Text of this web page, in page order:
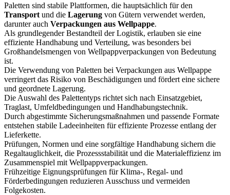
Paletten sind stabile Plattformen, die hauptsächlich für den
Transport und die Lagerung von Gütern verwendet werden,
darunter auch Verpackungen aus Wellpappe.
Als grundlegender Bestandteil der Logistik, erlauben sie eine
effiziente Handhabung und Verteilung, was besonders bei
Großhandelsmengen von Wellpappverpackungen von Bedeutung
ist.
Die Verwendung von Paletten bei Verpackungen aus Wellpappe
verringert das Risiko von Beschädigungen und fördert eine sichere
und geordnete Lagerung.
Die Auswahl des Palettentyps richtet sich nach Einsatzgebiet,
Traglast, Umfeldbedingungen und Handhabungstechnik.
Durch abgestimmte Sicherungsmaßnahmen und passende Formate
entstehen stabile Ladeeinheiten für effiziente Prozesse entlang der
Lieferkette.
Prüfungen, Normen und eine sorgfältige Handhabung sichern die
Regaltauglichkeit, die Prozessstabilität und die Materialeffizienz im
Zusammenspiel mit Wellpappverpackungen.
Frühzeitige Eignungsprüfungen für Klima-, Regal- und
Förderbedingungen reduzieren Ausschuss und vermeiden
Folgekosten.